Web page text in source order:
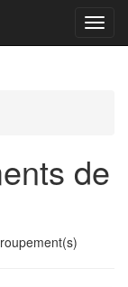
Menu
de